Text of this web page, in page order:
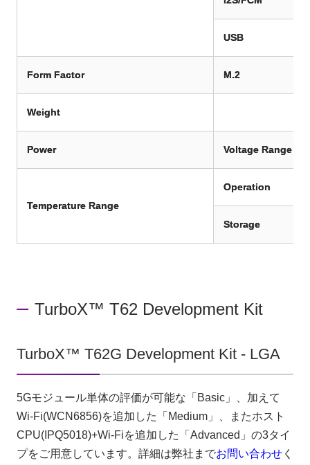
USB
Form Factor M.2
Weight
Power Voltage Range
Temperature Range
Operation
Storage
TurboX™ T62 Development Kit
TurboX™ T62G Development Kit - LGA
5Gモジュール単体の評価が可能な「Basic」、加えて
Wi-Fi(WCN6856)を追加した「Medium」、またホスト
CPU(IPQ5018)+Wi-Fiを追加した「Advanced」の3タイ
プをご用意しています。詳細は弊社までお問い合わせく